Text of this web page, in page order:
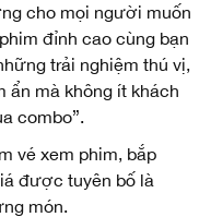
cho mọi người muốn
đỉnh cao cùng bạn
trải nghiệm thú vị,
mà không ít khách
combo”.
vé xem phim, bắp
được tuyên bố là
món.